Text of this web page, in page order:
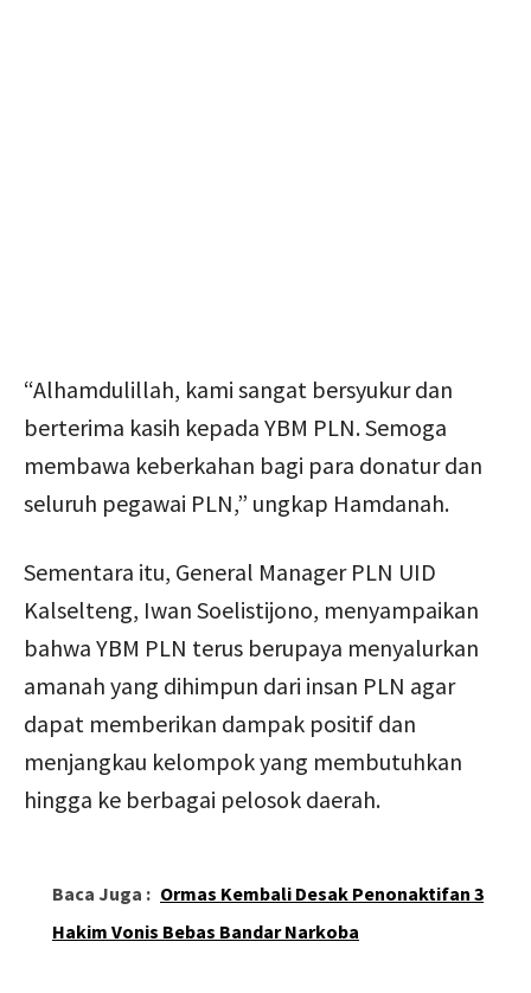
“Alhamdulillah, kami sangat bersyukur dan
berterima kasih kepada YBM PLN. Semoga
membawa keberkahan bagi para donatur dan
seluruh pegawai PLN,” ungkap Hamdanah.
Sementara itu, General Manager PLN UID
Kalselteng, Iwan Soelistijono, menyampaikan
bahwa YBM PLN terus berupaya menyalurkan
amanah yang dihimpun dari insan PLN agar
dapat memberikan dampak positif dan
menjangkau kelompok yang membutuhkan
hingga ke berbagai pelosok daerah.
Baca Juga : Ormas Kembali Desak Penonaktifan 3
Hakim Vonis Bebas Bandar Narkoba